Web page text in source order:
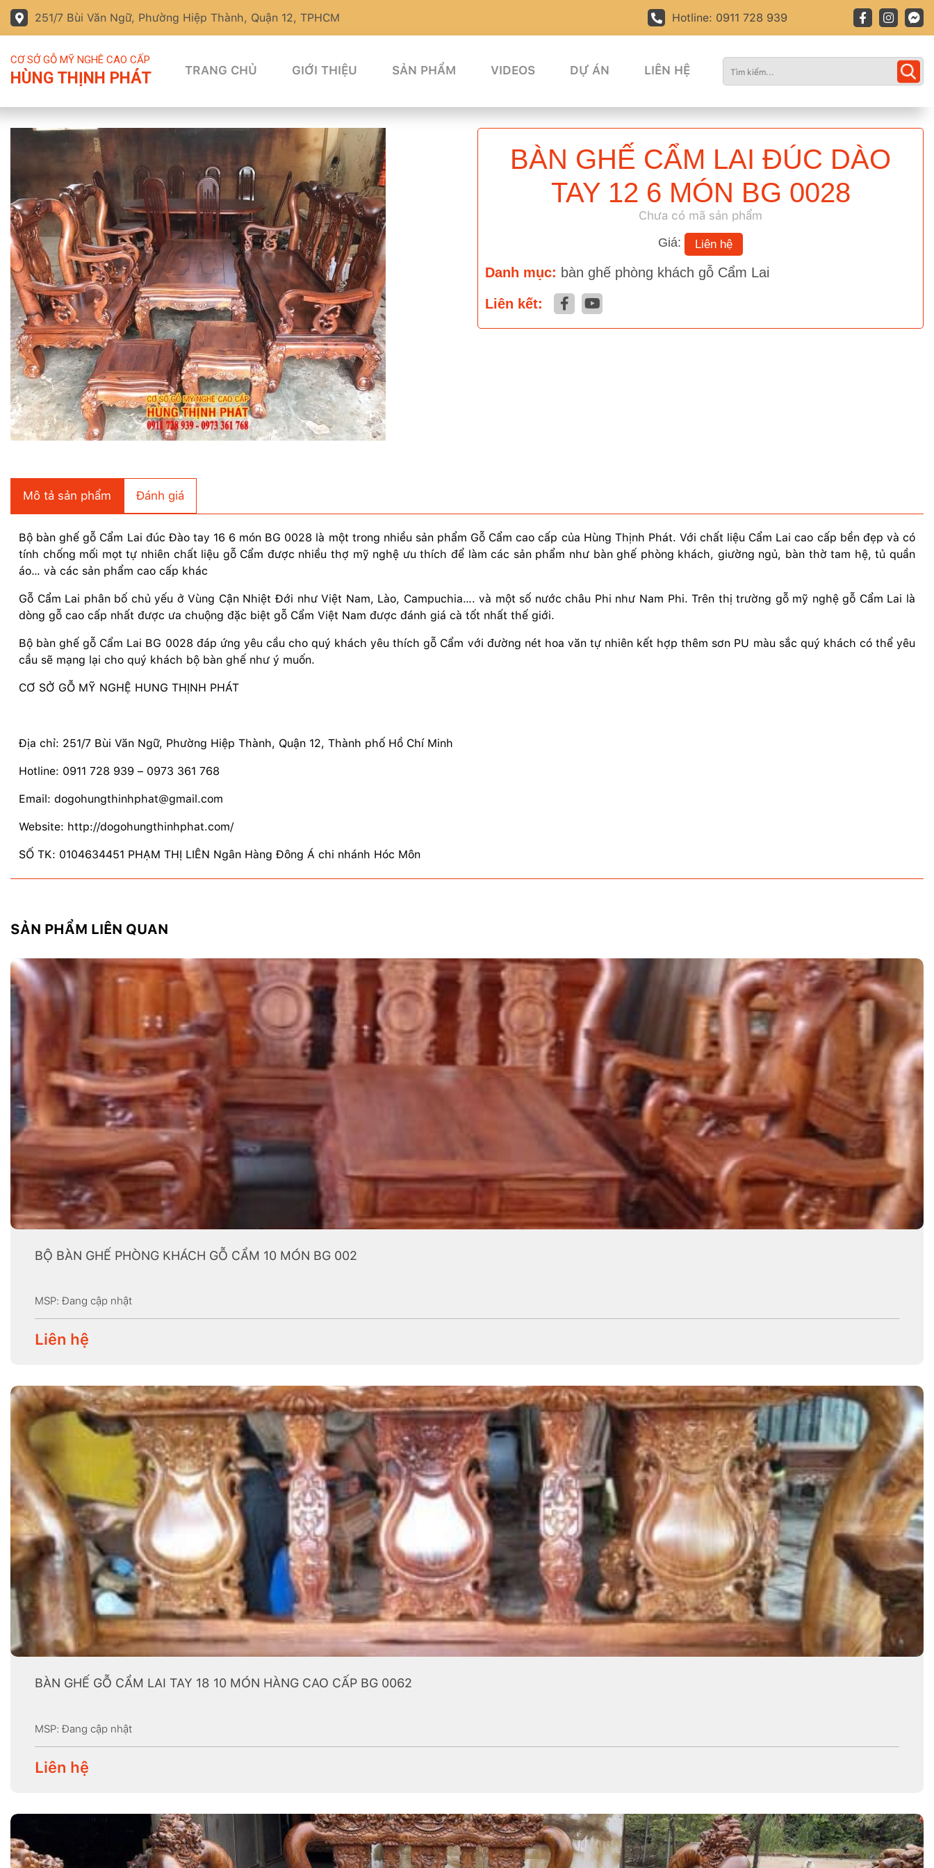
251/7 Bùi Văn Ngữ, Phường Hiệp Thành, Quận 12, TPHCM Hotline: 0911 728 939
CƠ SỞ GỖ MỸ NGHÊ CAO CẤP
HÙNG THỊNH PHÁT TRANG CHỦ GIỚI THIỆU SẢN PHẨM VIDEOS DỰ ÁN LIÊN HỆ
BÀN GHẾ CẨM LAI ĐÚC DÀO
TAY 12 6 MÓN BG 0028
Chưa có mã sản phẩm
Giá:
Liên hệ
Danh mục: bàn ghế phòng khách gỗ Cẩm Lai
Liên kết:
Mô tả sản phẩm Đánh giá
Bộ bàn ghế gỗ Cẩm Lai đúc Đào tay 16 6 món BG 0028 là một trong nhiều sản phẩm Gỗ Cẩm cao cấp của Hùng Thịnh Phát. Với chất liệu Cẩm Lai cao cấp bền đẹp và có
tính chống mối mọt tự nhiên chất liệu gỗ Cẩm được nhiều thợ mỹ nghệ ưu thích để làm các sản phẩm như bàn ghế phòng khách, giường ngủ, bàn thờ tam hệ, tủ quần
áo… và các sản phẩm cao cấp khác
Gỗ Cẩm Lai phân bố chủ yếu ở Vùng Cận Nhiệt Đới như Việt Nam, Lào, Campuchia…. và một số nước châu Phi như Nam Phi. Trên thị trường gỗ mỹ nghệ gỗ Cẩm Lai là
dòng gỗ cao cấp nhất được ưa chuộng đặc biệt gỗ Cẩm Việt Nam được đánh giá cà tốt nhất thế giới.
Bộ bàn ghế gỗ Cẩm Lai BG 0028 đáp ứng yêu cầu cho quý khách yêu thích gỗ Cẩm với đường nét hoa văn tự nhiên kết hợp thêm sơn PU màu sắc quý khách có thể yêu
cầu sẽ mạng lại cho quý khách bộ bàn ghế như ý muốn.
CƠ SỞ GỖ MỸ NGHỆ HUNG THỊNH PHÁT
Địa chỉ: 251/7 Bùi Văn Ngữ, Phường Hiệp Thành, Quận 12, Thành phố Hồ Chí Minh
Hotline: 0911 728 939 – 0973 361 768
Email: dogohungthinhphat@gmail.com
Website: http://dogohungthinhphat.com/
SỐ TK: 0104634451 PHẠM THỊ LIÊN Ngân Hàng Đông Á chi nhánh Hóc Môn
SẢN PHẨM LIÊN QUAN
BỘ BÀN GHẾ PHÒNG KHÁCH GỖ CẨM 10 MÓN BG 002
MSP: Đang cập nhật
Liên hệ
BÀN GHẾ GỖ CẨM LAI TAY 18 10 MÓN HÀNG CAO CẤP BG 0062
MSP: Đang cập nhật
Liên hệ